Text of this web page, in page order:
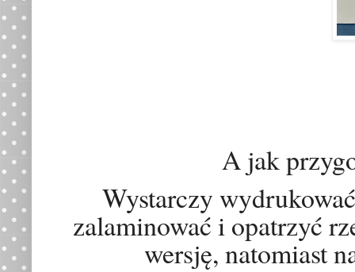
A jak
Wystarczy
zalaminować i opatrzyć
wersję, natomiast